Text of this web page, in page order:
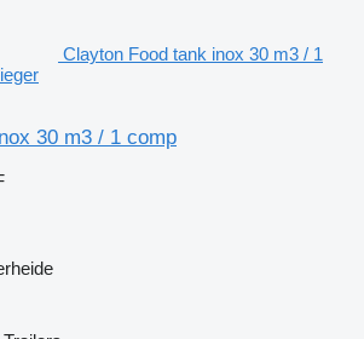
Clayton Food tank inox 30 m3 / 1
30 m3 / 1 comp